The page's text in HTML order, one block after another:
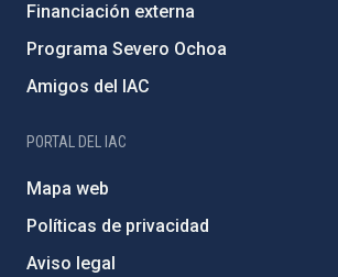
Financiación externa
Programa Severo Ochoa
Amigos del IAC
PORTAL DEL IAC
Mapa web
Políticas de privacidad
Aviso legal